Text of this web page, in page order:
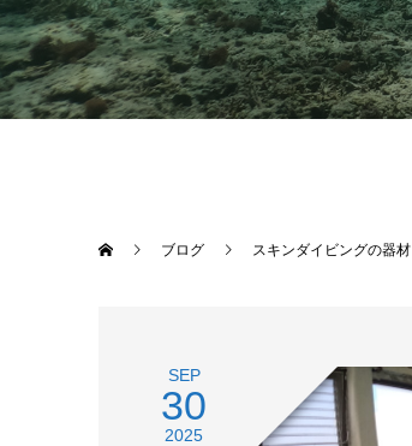
ブログ スキンダイビングの器材
SEP
30
2025